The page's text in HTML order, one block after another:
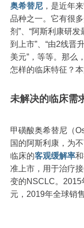
奥希替尼 ，是近年
品种之一。它有很
剂”、“阿斯利康研
到上市”、“由2线晋
美元”，等等。那么，
怎样的临床特征？
未解决的临床需
甲磺酸奥希替尼（
国的阿斯利康，为
临床的客观缓解率
准上市，用于治疗
变的NSCLC。2015
元，2019年全球销